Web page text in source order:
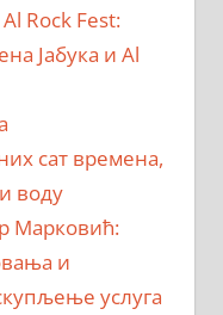
Rock Fest:
Јабука и Al
сат времена,
воду
Марковић:
и
услуга